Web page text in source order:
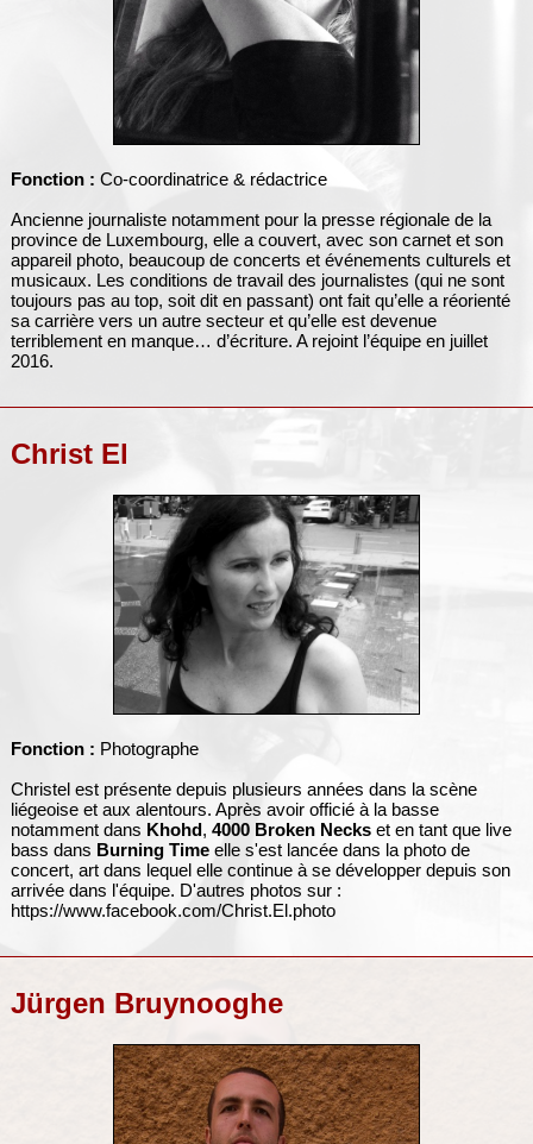
Fonction : Co-coordinatrice & rédactrice
Ancienne journaliste notamment pour la presse régionale de la
province de Luxembourg, elle a couvert, avec son carnet et son
appareil photo, beaucoup de concerts et événements culturels et
musicaux. Les conditions de travail des journalistes (qui ne sont
toujours pas au top, soit dit en passant) ont fait qu’elle a réorienté
sa carrière vers un autre secteur et qu’elle est devenue
terriblement en manque… d’écriture. A rejoint l’équipe en juillet
2016.
Christ El
Fonction : Photographe
Christel est présente depuis plusieurs années dans la scène
liégeoise et aux alentours. Après avoir officié à la basse
notamment dans Khohd, 4000 Broken Neckset en tant que live
bass dans Burning Timeelle s'est lancée dans la photo de
concert, art dans lequel elle continue à se développer depuis son
arrivée dans l'équipe. D'autres photos sur :
https://www.facebook.com/Christ.El.photo
Jürgen Bruynooghe